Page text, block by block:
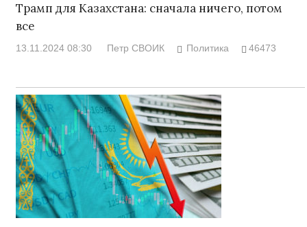
Трамп для Казахстана: сначала ничего, потом
все
13.11.2024 08:30 Петр СВОИК Политика 46473